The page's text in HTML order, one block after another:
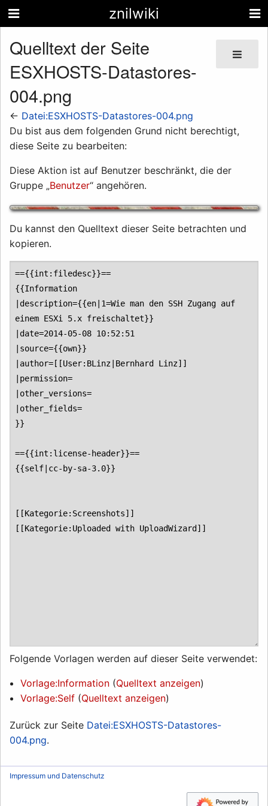
znilwiki
Quelltext der Seite
ESXHOSTS-Datastores-
004.png
← Datei:ESXHOSTS-Datastores-004.png
Du bist aus dem folgenden Grund nicht berechtigt,
diese Seite zu bearbeiten:
Diese Aktion ist auf Benutzer beschränkt, die der
Gruppe „Benutzer“ angehören.
Du kannst den Quelltext dieser Seite betrachten und
kopieren.
Folgende Vorlagen werden auf dieser Seite verwendet:
Vorlage:Information(Quelltext anzeigen)
Vorlage:Self(Quelltext anzeigen)
Zurück zur Seite Datei:ESXHOSTS-Datastores-
004.png.
Impressum und Datenschutz